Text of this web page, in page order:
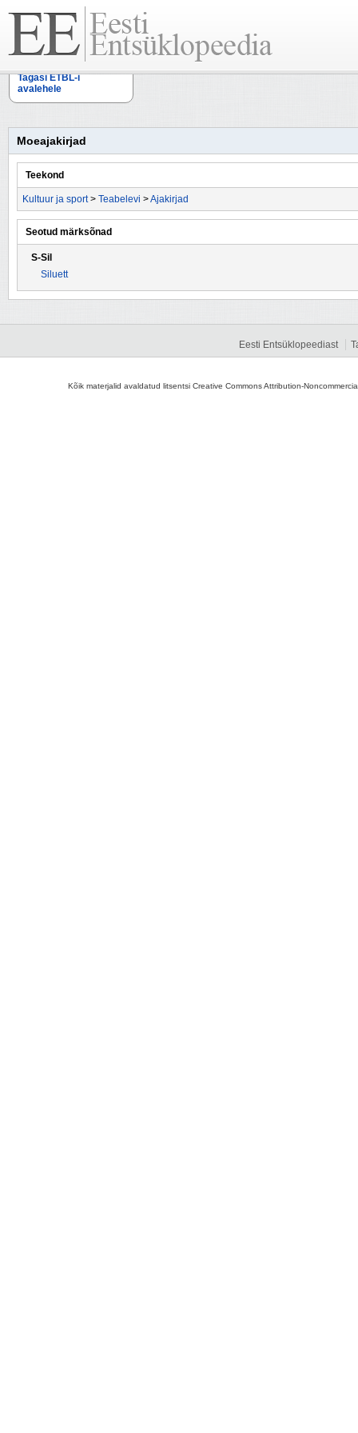
Tagasi ETBL-i
avalehele
Moeajakirjad
Teekond
Kultuur ja sport> Teabelevi >Ajakirjad
Seotud märksõnad
S-Sil
Siluett
Eesti Entsüklopeediast
Kõik materjalid avaldatud litsentsi Creative Commons Attribution-